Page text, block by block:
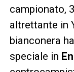
campionato,
altrettante in
bianconera
speciale in